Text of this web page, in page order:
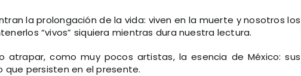
la prolongación de la vida: viven en la muerte y nosotros los
“vivos” siquiera mientras dura nuestra lectura.
atrapar, como muy pocos artistas, la esencia de México: sus
que persisten en el presente.